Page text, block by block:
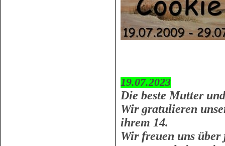
19.07.2023
Die beste Mutter
Wir gratulieren
ihrem 14.
Wir freuen uns über